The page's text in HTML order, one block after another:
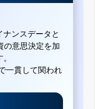
ナンスデータと
の意思決定を加
一貫して関われ